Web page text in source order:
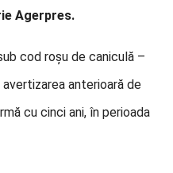
Agerpres.
cod roşu de caniculă –
anterioară de
cu cinci ani, în perioada